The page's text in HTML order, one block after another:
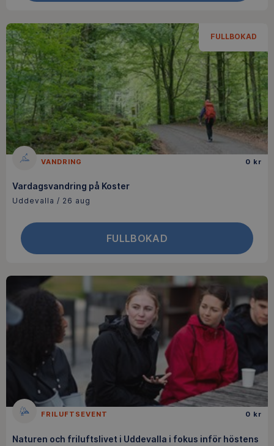
FULLBOKAD
VANDRING 0 kr
Vardagsvandring på Koster
Uddevalla / 26 aug
FULLBOKAD
FRILUFTSEVENT 0 kr
Naturen och friluftslivet i Uddevalla i fokus inför höstens